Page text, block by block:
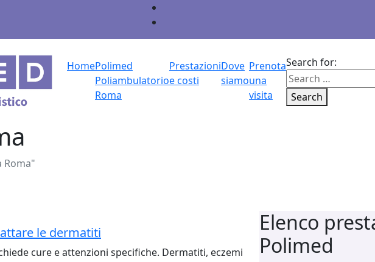
HomePolimed
Poliambulatorio
Roma
Prestazioni
e costi
Dove
siamo
Prenota
una
visita
Search for:
Search
le dermatiti
cure e attenzioni specifiche. Dermatiti, eczemi
Elenco
Polimed